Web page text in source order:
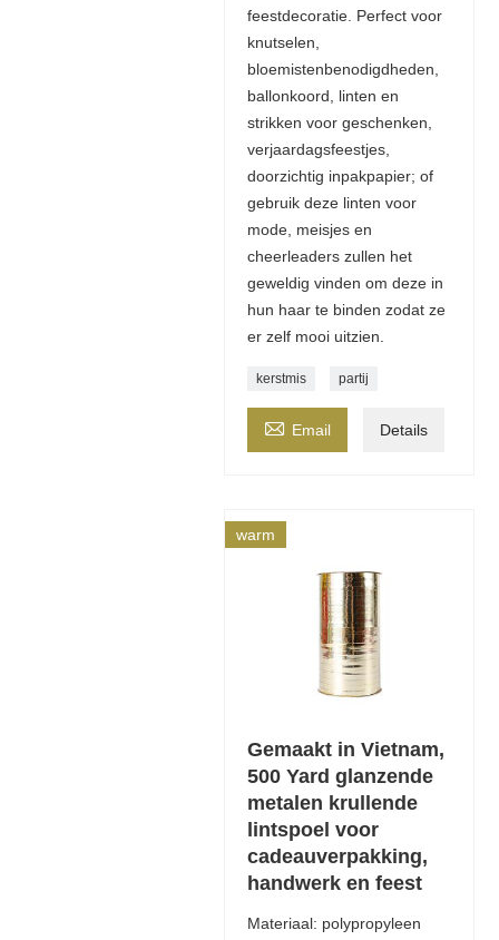
feestdecoratie. Perfect voor
knutselen,
bloemistenbenodigdheden,
ballonkoord, linten en
strikken voor geschenken,
verjaardagsfeestjes,
doorzichtig inpakpapier; of
gebruik deze linten voor
mode, meisjes en
cheerleaders zullen het
geweldig vinden om deze in
hun haar te binden zodat ze
er zelf mooi uitzien.
kerstmis partij
 Email Details
warm
Gemaakt in Vietnam,
500 Yard glanzende
metalen krullende
lintspoel voor
cadeauverpakking,
handwerk en feest
Materiaal: polypropyleen